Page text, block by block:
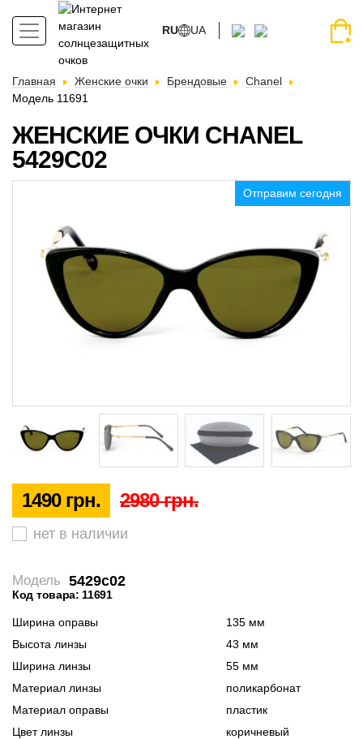
RU UA
Главная Женские очки Брендовые
Chanel
Модель 11691
ЖЕНСКИЕ ОЧКИ CHANEL
5429C02
Отправим сегодня
1490 грн. 2980 грн.
нет в наличии
5429c02
Модель
Код товара: 11691
Ширина оправы
135 мм
Высота линзы
43 мм
Ширина линзы
55 мм
Материал линзы
поликарбонат
Материал оправы
пластик
Цвет линзы
коричневый